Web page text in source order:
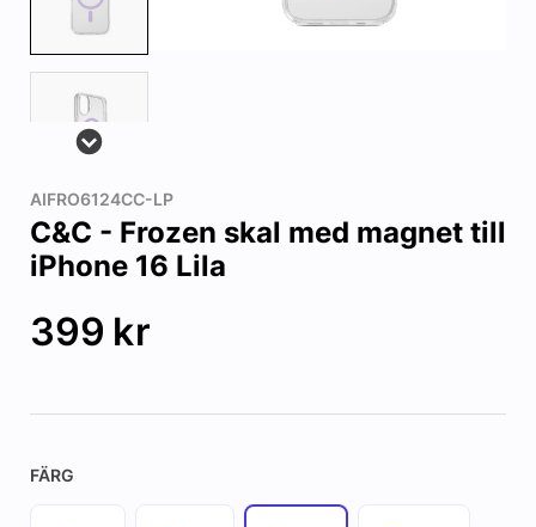
AIFRO6124CC-LP
C&C - Frozen skal med magnet till
iPhone 16 Lila
399 kr
FÄRG